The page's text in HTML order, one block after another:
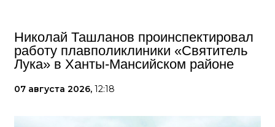
Николай Ташланов проинспектировал
работу плавполиклиники «Святитель
Лука» в Ханты-Мансийском районе
07 августа 2026, 12:18